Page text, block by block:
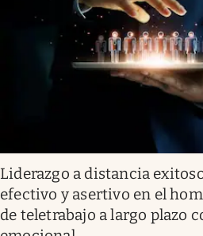
Liderazgo a distancia
efectivo y asertivo en el
de teletrabajo a largo plazo